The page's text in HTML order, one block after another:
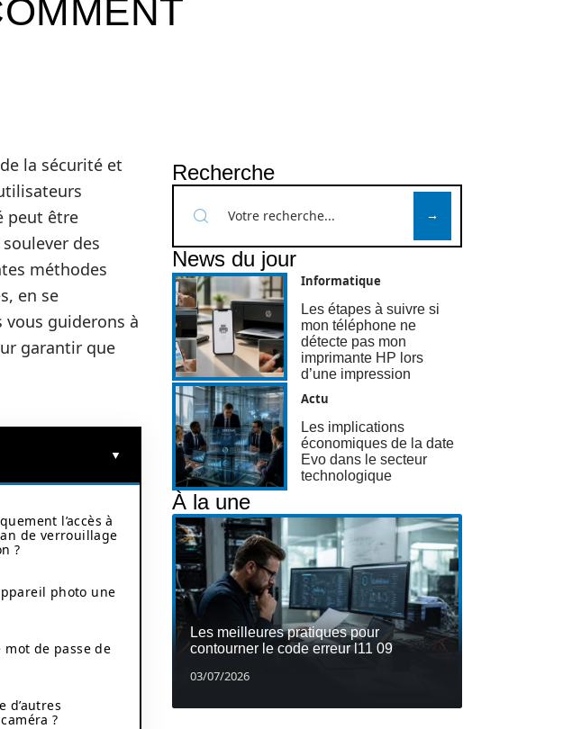
la sécurité et
peut être
des
méthodes
en se
vous guiderons à
garantir que
l’accès à
de verrouillage
?
photo une
mot de passe de
d’autres
?
Recherche
News du jour
Informatique
Les étapes à suivre si
mon téléphone ne
détecte pas mon
imprimante HP lors
d’une impression
Actu
Les implications
économiques de la date
Evo dans le secteur
technologique
À la une
Les meilleures pratiques pour
contourner le code erreur l11 09
03/07/2026